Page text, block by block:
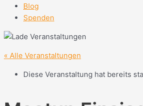
Blog
Spenden
« Alle Veranstaltungen
Diese Veranstaltung hat bereits